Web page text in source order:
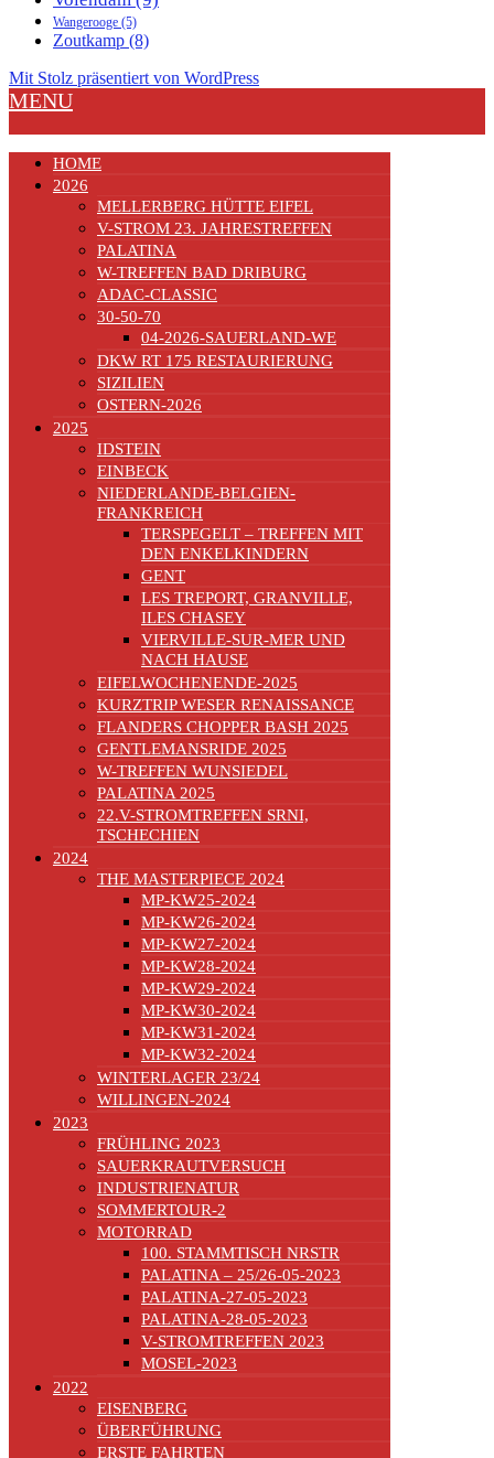
Wangerooge (5)
Zoutkamp (8)
Mit Stolz präsentiert von WordPress
MENU
HOME
2026
MELLERBERG HÜTTE EIFEL
V-STROM 23. JAHRESTREFFEN
PALATINA
W-TREFFEN BAD DRIBURG
ADAC-CLASSIC
30-50-70
04-2026-SAUERLAND-WE
DKW RT 175 RESTAURIERUNG
SIZILIEN
OSTERN-2026
2025
IDSTEIN
EINBECK
NIEDERLANDE-BELGIEN-
FRANKREICH
TERSPEGELT – TREFFEN MIT
DEN ENKELKINDERN
GENT
LES TREPORT, GRANVILLE,
ILES CHASEY
VIERVILLE-SUR-MER UND
NACH HAUSE
EIFELWOCHENENDE-2025
KURZTRIP WESER RENAISSANCE
FLANDERS CHOPPER BASH 2025
GENTLEMANSRIDE 2025
W-TREFFEN WUNSIEDEL
PALATINA 2025
22.V-STROMTREFFEN SRNI,
TSCHECHIEN
2024
THE MASTERPIECE 2024
MP-KW25-2024
MP-KW26-2024
MP-KW27-2024
MP-KW28-2024
MP-KW29-2024
MP-KW30-2024
MP-KW31-2024
MP-KW32-2024
WINTERLAGER 23/24
WILLINGEN-2024
2023
FRÜHLING 2023
SAUERKRAUTVERSUCH
INDUSTRIENATUR
SOMMERTOUR-2
MOTORRAD
100. STAMMTISCH NRSTR
PALATINA – 25/26-05-2023
PALATINA-27-05-2023
PALATINA-28-05-2023
V-STROMTREFFEN 2023
MOSEL-2023
2022
EISENBERG
ÜBERFÜHRUNG
ERSTE FAHRTEN